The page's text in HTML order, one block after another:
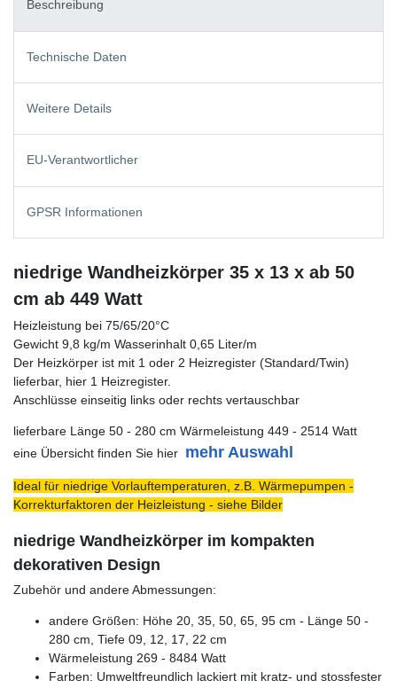
Beschreibung
Technische Daten
Weitere Details
EU-Verantwortlicher
GPSR Informationen
niedrige Wandheizkörper 35 x 13 x ab 50
cm ab 449 Watt
Heizleistung bei 75/65/20°C
Gewicht 9,8 kg/m Wasserinhalt 0,65 Liter/m
Der Heizkörper ist mit 1 oder 2 Heizregister (Standard/Twin)
lieferbar, hier 1 Heizregister.
Anschlüsse einseitig links oder rechts vertauschbar
lieferbare Länge 50 - 280 cm Wärmeleistung 449 - 2514 Watt
eine Übersicht finden Sie hier mehr Auswahl
Ideal für niedrige Vorlauftemperaturen, z.B. Wärmepumpen -
Korrekturfaktoren der Heizleistung - siehe Bilder
niedrige Wandheizkörper im kompakten
dekorativen Design
Zubehör und andere Abmessungen:
andere Größen: Höhe 20, 35, 50, 65, 95 cm - Länge 50 -
280 cm, Tiefe 09, 12, 17, 22 cm
Wärmeleistung 269 - 8484 Watt
Farben: Umweltfreundlich lackiert mit kratz- und stossfester